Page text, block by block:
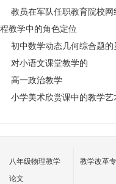
教员在军队任职教育院校网
程教学中的角色定位
初中数学动态几何综合题的
对小语文课堂教学的
高一政治教学
小学美术欣赏课中的教学艺
八年级物理教学
论文
教学改革